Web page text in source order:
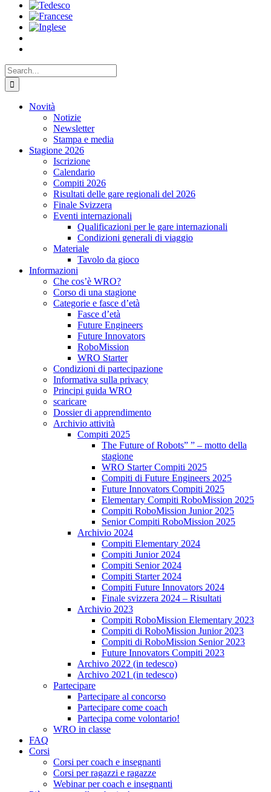
Search
for:
Novità
Notizie
Newsletter
Stampa e media
Stagione 2026
Iscrizione
Calendario
Compiti 2026
Risultati delle gare regionali del 2026
Finale Svizzera
Eventi internazionali
Qualificazioni per le gare internazionali
Condizioni generali di viaggio
Materiale
Tavolo da gioco
Informazioni
Che cos’è WRO?
Corso di una stagione
Categorie e fasce d’età
Fasce d’età
Future Engineers
Future Innovators
RoboMission
WRO Starter
Condizioni di partecipazione
Informativa sulla privacy
Principi guida WRO
scaricare
Dossier di apprendimento
Archivio attività
Compiti 2025
The Future of Robots” ” – motto della
stagione
WRO Starter Compiti 2025
Compiti di Future Engineers 2025
Future Innovators Compiti 2025
Elementary Compiti RoboMission 2025
Compiti RoboMission Junior 2025
Senior Compiti RoboMission 2025
Archivio 2024
Compiti Elementary 2024
Compiti Junior 2024
Compiti Senior 2024
Compiti Starter 2024
Compiti Future Innovators 2024
Finale svizzera 2024 – Risultati
Archivio 2023
Compiti RoboMission Elementary 2023
Compiti di RoboMission Junior 2023
Compiti di RoboMission Senior 2023
Future Innovators Compiti 2023
Archivo 2022 (in tedesco)
Archivo 2021 (in tedesco)
Partecipare
Partecipare al concorso
Partecipare come coach
Partecipa come volontario!
WRO in classe
FAQ
Corsi
Corsi per coach e insegnanti
Corsi per ragazzi e ragazze
Webinar per coach e insegnanti